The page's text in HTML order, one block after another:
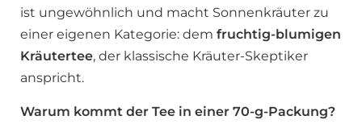
ist ungewöhnlich und macht Sonnenkräuter zu
einer eigenen Kategorie: dem fruchtig-blumigen
Kräutertee, der klassische Kräuter-Skeptiker
anspricht.
Warum kommt der Tee in einer 70-g-Packung?